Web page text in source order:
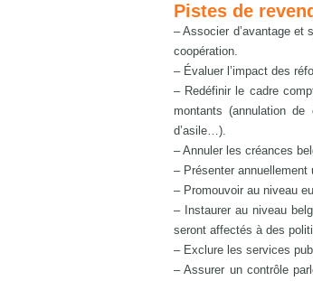
Pistes de
– Associer d’avantage
coopération.
– Évaluer l’impact des
– Redéfinir le cadre
montants (annulation
d’asile…).
– Annuler les créances
– Présenter
– Promouvoir au niveau
– Instaurer au niveau
seront affectés à des
– Exclure les services
– Assurer un contrôle